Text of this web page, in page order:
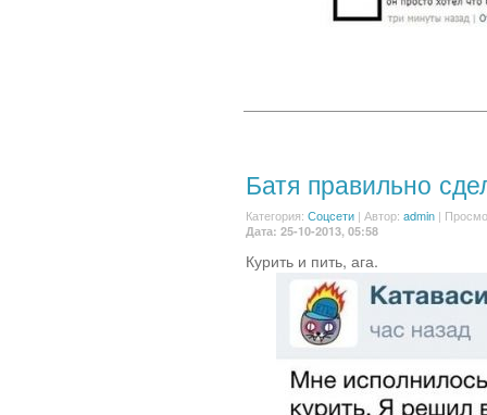
Батя правильно
Категория: Соцсети | Автор: admin |
Дата: 25-10-2013, 05:58
Курить и пить, ага.